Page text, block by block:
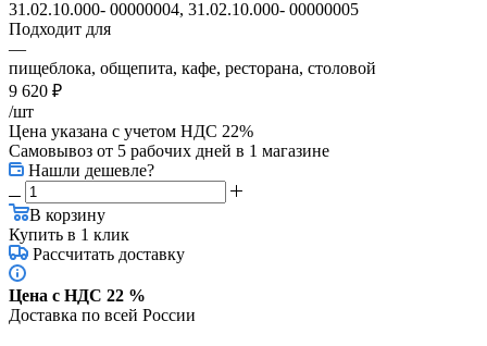
31.02.10.000- 00000004, 31.02.10.000- 00000005
Подходит для
—
пищеблока, общепита, кафе, ресторана, столовой
9 620 ₽
/шт
Цена указана с учетом НДС 22%
Самовывоз от 5 рабочих дней в 1 магазине
Нашли дешевле?
В корзину
Купить в 1 клик
Рассчитать доставку
Цена с НДС 22 %
Доставка по всей России